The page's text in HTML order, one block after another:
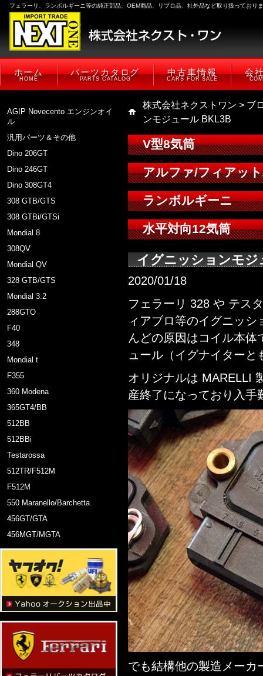
フェラーリ、ランボルギーニ等の純正部品、OEM商品、リプロ品、社外品など取り扱っており
ホーム
HOME
パーツカタログ
PARTS CATALOG
中古車情報
CARS FOR SALE
会
AGIP Novecento エンジンオイ
ル
汎用パーツ＆その他
Dino 206GT
Dino 246GT
Dino 308GT4
308 GTB/GTS
308 GTBi/GTSi
Mondial 8
308QV
Mondial QV
328 GTB/GTS
Mondial 3.2
288GTO
F40
348
Mondial t
F355
360 Modena
365GT4/BB
512BB
512BBi
Testarossa
512TR/F512M
F512M
550 Maranello/Barchetta
456GT/GTA
456MGT/MGTA
株式会社ネクストワン > ブ
ンモジュール BKL3B
V型8気筒
アルファ/フィアッ
ランボルギーニ
水平対向12気筒
イグニッションモ
2020/01/18
フェラーリ 328 や テス
ィアブロ等のイグニッ
んどの原因はコイル本
ュール（イグナイター
オリジナルは MARELLI
産終了になっており入手
でも結構他の製造メーカ